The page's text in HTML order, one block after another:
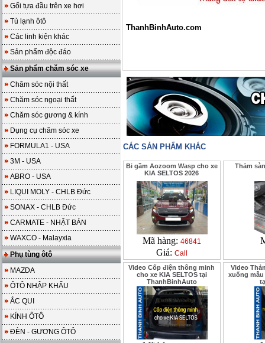
Gối tựa đầu trên xe hơi
Tủ lạnh ôtô
Các linh kiện khác
Sản phẩm độc đáo
Sản phẩm chăm sóc xe
Chăm sóc nội thất
Chăm sóc ngoại thất
Chăm sóc gương & kính
Dụng cụ chăm sóc xe
FORMULA1 - USA
3M - USA
ABRO - USA
LIQUI MOLY - CHLB Đức
SONAX - CHLB Đức
CARMATE - NHẬT BẢN
WAXCO - Malayxia
Phụ tùng ôtô
MAZDA
ÔTÔ NHẬP KHẨU
ẮC QUI
KÍNH ÔTÔ
ĐÈN - GƯƠNG ÔTÔ
ThanhBinhAuto.com
CÁC SẢN PHẨM KHÁC
Bi gầm Aozoom Wasp cho xe
KIA SELTOS 2026
Mã hàng: 46841
Giá: Call
Thảm
Video Cốp điện thông minh
cho xe KIA SELTOS tại
ThanhBinhAuto
Video
xuống mẫu